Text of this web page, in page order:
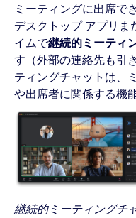
ミーティングに出席で
デスクトップ アプリま
イムで継続的ミーティ
す（外部の連絡先も引
ティングチャットは、
や出席者に関係する機
継続的ミーティングチ